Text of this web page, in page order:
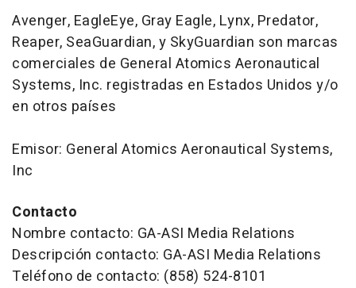
Avenger, EagleEye, Gray Eagle, Lynx, Predator,
Reaper, SeaGuardian, y SkyGuardian son marcas
comerciales de General Atomics Aeronautical
Systems, Inc. registradas en Estados Unidos y/o
en otros países
Emisor: General Atomics Aeronautical Systems,
Inc
Contacto
Nombre contacto: GA-ASI Media Relations
Descripción contacto: GA-ASI Media Relations
Teléfono de contacto: (858) 524-8101